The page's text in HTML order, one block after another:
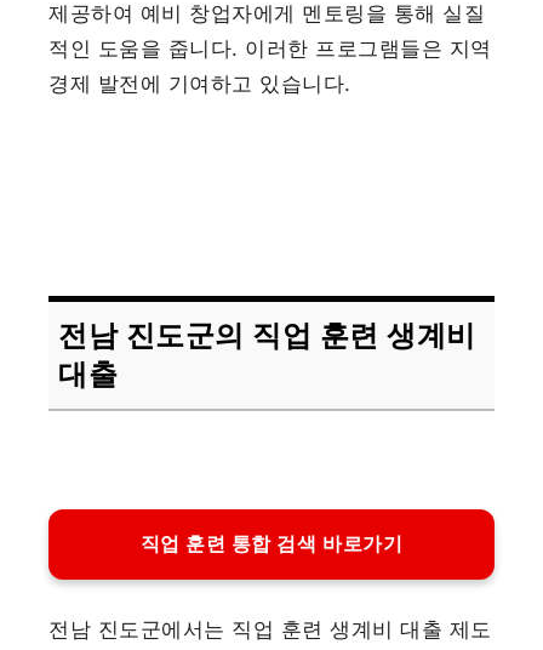
제공하여 예비 창업자에게 멘토링을 통해 실질
적인 도움을 줍니다. 이러한 프로그램들은 지역
경제 발전에 기여하고 있습니다.
전남 진도군의 직업 훈련 생계비
대출
직업 훈련 통합 검색 바로가기
전남 진도군에서는 직업 훈련 생계비 대출 제도